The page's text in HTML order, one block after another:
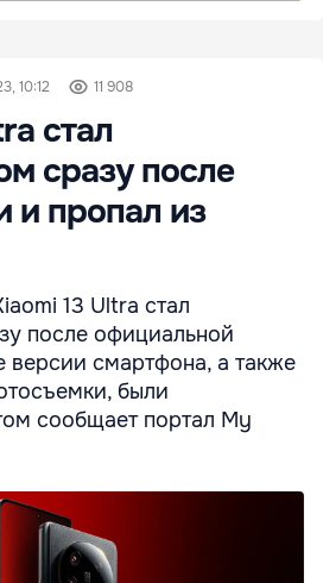
10:12 11 908
стал
сразу после
и пропал из
13 Ultra стал
после официальной
версии смартфона, а также
были
сообщает портал My